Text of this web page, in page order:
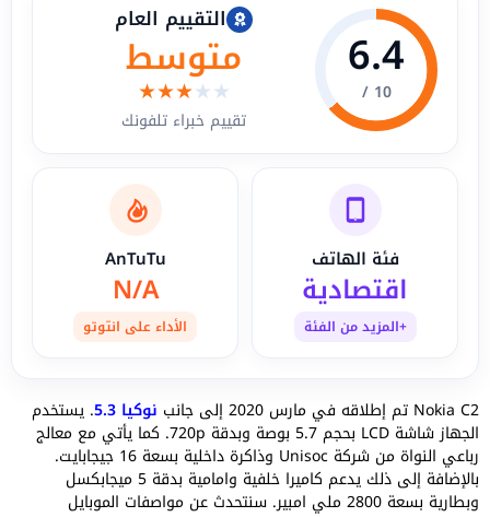
6.4
10 /
التقييم العام
متوسط
★★★★★
تقييم خبراء تلفونك
فئة الهاتف
اقتصادية
+المزيد من الفئة
AnTuTu
N/A
الأداء على انتوتو
Nokia C2 تم إطلاقه في مارس 2020 إلى جانب نوكيا 5.3 . يستخدم
الجهاز شاشة LCD بحجم 5.7 بوصة وبدقة 720p. كما يأتي مع معالج
رباعي النواة من شركة Unisoc وذاكرة داخلية بسعة 16 جيجابايت.
بالإضافة إلى ذلك يدعم كاميرا خلفية وامامية بدقة 5 ميجابكسل
وبطارية بسعة 2800 ملي امبير. سنتحدث عن مواصفات الموبايل